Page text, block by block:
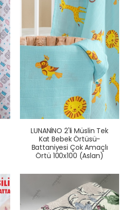
LUNANİNO 2'li Müslin Tek
Kat Bebek Örtüsü-
Battaniyesi Çok Amaçlı
Örtü 100x100 (Aslan)